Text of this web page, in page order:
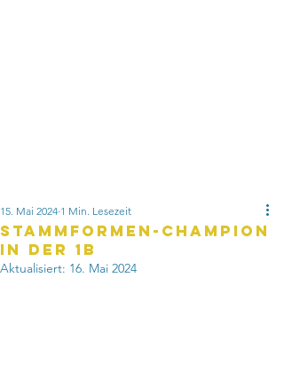
Stammformen-Champion
in der 1b
15. Mai 2024 1 Min. Lesezeit
Aktualisiert: 16. Mai 2024